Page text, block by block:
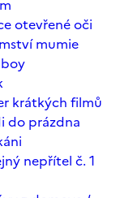
otevřené oči
mumie
krátkých filmů
do prázdna
nepřítel č. 1